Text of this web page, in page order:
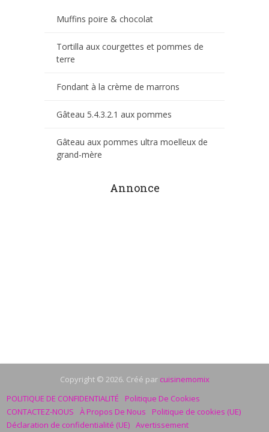
Muffins poire & chocolat
Tortilla aux courgettes et pommes de
terre
Fondant à la crème de marrons
Gâteau 5.4.3.2.1 aux pommes
Gâteau aux pommes ultra moelleux de
grand-mère
Annonce
Copyright © 2026. Créé par cuisinemomix
POLITIQUE DE CONFIDENTIALITÉ
Politique De Cookies
CONTACTEZ-NOUS
À Propos De Nous
Politique de cookies (UE)
Déclaration de confidentialité (UE) Avertissement